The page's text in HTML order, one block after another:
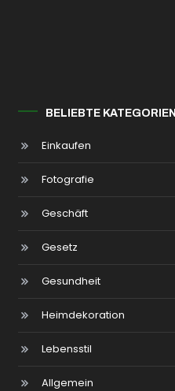
BELIEBTE KATEGORIEN
Einkaufen
Fotografie
Geschäft
Gesetz
Gesundheit
Heimdekoration
Lebensstil
Allgemein